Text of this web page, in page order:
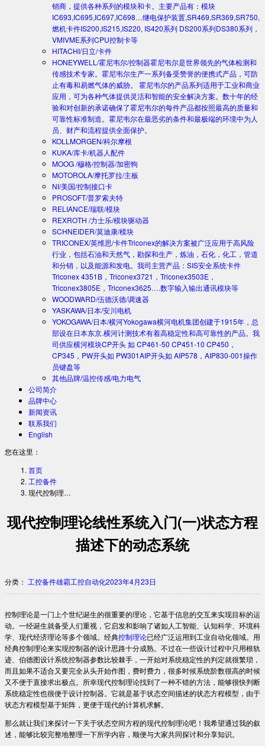
销商，提供各种系列的模块和卡。主要产品有：模块
IC693,IC695,IC697,IC698…继电保护装置,SR469,SR369,SR750,
燃机卡件IS200,IS215,IS220, IS420系列 DS200系列DS380系列，
VMIVME系列CPU控制卡等
HITACHI/日立/卡件
HONEYWELL/霍尼韦尔/控制器霍尼韦尔是世界领先的气体检测和
传感技术专家。霍尼韦尔生产一系列备受赞誉的便携式产品，可防
止有毒和易燃气体的威胁。 霍尼韦尔的产品系列适用于工业和商业
应用，可为各种气体提供灵活和智能的安全解决方案。数十年的经
验和对创新的承诺确保了霍尼韦尔的每件产品都按照最高的质量和
可靠性标准制造。霍尼韦尔在最恶劣的条件和最极端的环境中为人
员、财产和流程提供全面保护。
KOLLMORGEN/科尔摩根
KUKA/库卡/机器人配件
MOOG /穆格/控制器/加密狗
MOTOROLA/摩托罗拉/主板
NI/美国/控制接口卡
PROSOFT/普罗索夫特
RELIANCE/瑞联/模块
REXROTH /力士乐/模块驱动器
SCHNEIDER/莫迪康/模块
TRICONEX/英维思/卡件Triconex的解决方案被广泛应用于高风险
行业，包括石油和天然气，勘探和生产，炼油，石化，化工，管道
和分销，以及能源和发电。我司主营产品：SIS安全系统卡件
Triconex 4351B，Triconex3721，Triconex3503E，
Triconex3805E，Triconex3625….数字输入输出通讯模块等
WOODWARD/伍德沃德/调速器
YASKAWA/日本/安川电机
YOKOGAWA/日本/横河Yokogawa横河电机集团创建于1915年，总
部设在日本东京.横河计测技术有着高稳定性和高可靠性的产品。我
司供应横河模块CP开头 如 CP461-50 CP451-10 CP450，
CP345，PW开头如 PW301AIP开头如 AIP578，AIP830-001操作
员键盘等
其他品牌/温控传感/电力电气
公司简介
品牌中心
新闻资讯
联系我们
English
您在这里：
首页
工控备件
现代控制理…
现代控制理论线性系统入门(一)状态方程
描述下的动态系统
分类： 工控备件雄霸工控自动化2023年4月23日
控制理论是一门上个世纪诞生的很重要的理论，它基于信息的交互来实现目标的运
动。一经诞生就备受人们重视，它启发和影响了诸如人工智能、认知科学、环境科
学、现代经济理论等多个领域。经典控制理论已经广泛运用到工业自动化领域。用
经典控制理论来实现控制器的设计思路十分成熟。不过在一些设计过程中只用根轨
迹、伯德图设计系统控制器参数比较棘手，一开始对系统稳定性的判定就很繁琐，
而且如果不适合又要完全从头开始作图，费时费力，很多时候系统阶数很高的时候
又不便于直接求出极点。所幸现代控制理论找到了一种不错的方法，能够很快判断
系统稳定性也很便于设计控制器。它就是基于状态空间描述的状态方程模型，由于
状态方程模型基于矩阵，更便于现代的计算机求解。
那么就让我们来探讨一下关于状态空间方程的现代控制理论吧！我希望通过我的叙
述，能够比较完整地整理一下所学内容，顺便与大家共同探讨和分享知识。